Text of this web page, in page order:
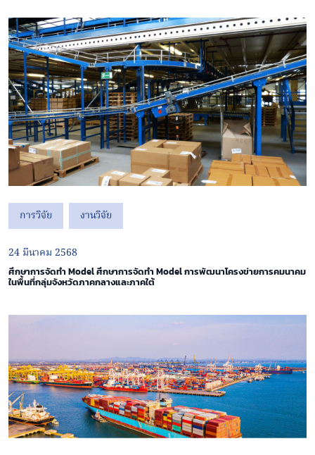
การวิจัย งานวิจัย
24 มีนาคม 2568
ศึกษาการจัดทำ Model ศึกษาการจัดทำ Model การพัฒนาโครงข่ายการคมนาคม
ในพื้นที่กลุ่มจังหวัดภาคกลางและภาคใต้